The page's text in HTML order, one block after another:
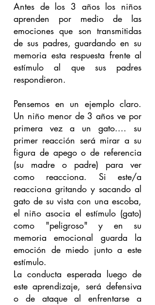
Antes de los 3 años los niños
aprenden por medio de las
emociones que son transmitidas
de sus padres, guardando en su
memoria esta respuesta frente al
estímulo al que sus padres
respondieron.
Pensemos en un ejemplo claro.
Un niño menor de 3 años ve por
primera vez a un gato.... su
primer reacción será mirar a su
figura de apego o de referencia
(su madre o padre) para ver
como reacciona. Si este/a
reacciona gritando y sacando al
gato de su vista con una escoba,
el niño asocia el estímulo (gato)
como "peligroso" y en su
memoria emocional guarda la
emoción de miedo junto a este
estímulo.
La conducta esperada luego de
este aprendizaje, será defensiva
o de ataque al enfrentarse a